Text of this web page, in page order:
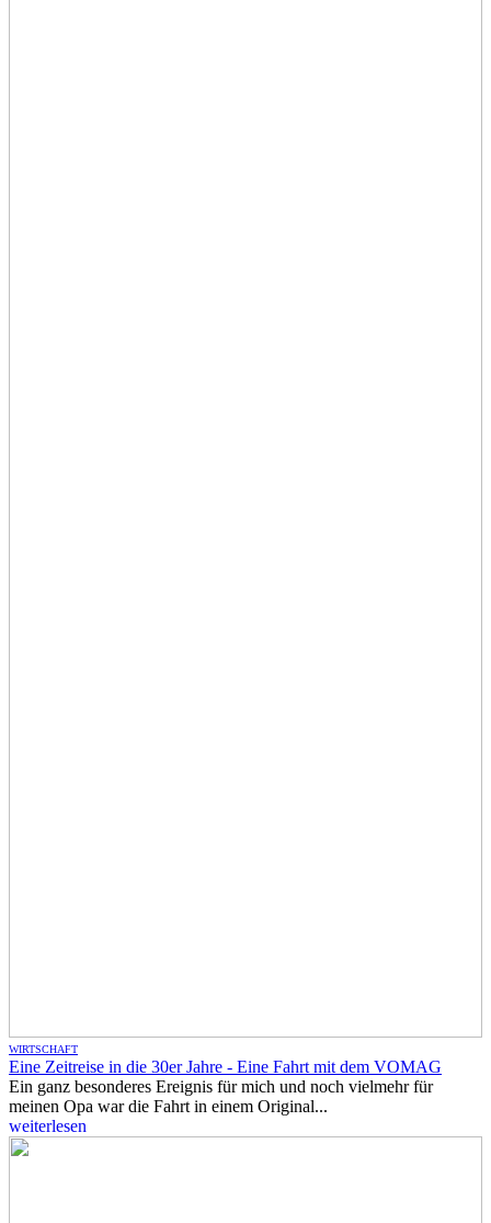
WIRTSCHAFT
Eine Zeitreise in die 30er Jahre - Eine Fahrt mit dem VOMAG
Ein ganz besonderes Ereignis für mich und noch vielmehr für
meinen Opa war die Fahrt in einem Original...
weiterlesen